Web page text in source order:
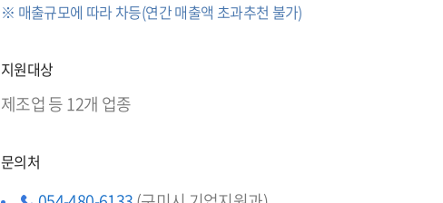
※ 매출규모에 따라 차등(연간 매출액 초과추천 불가)
지원대상
제조업 등 12개 업종
문의처